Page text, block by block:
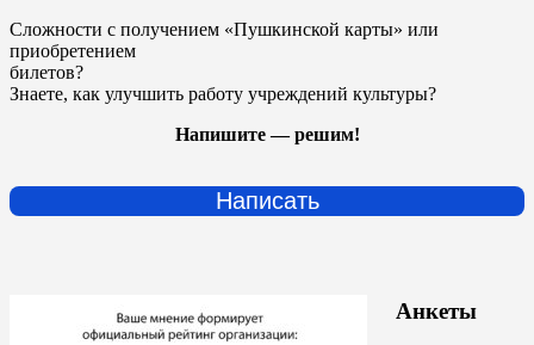
Сложности с получением «Пушкинской карты» или
приобретением
билетов?
Знаете, как улучшить работу учреждений культуры?
Напишите — решим!
Написать
Анкеты